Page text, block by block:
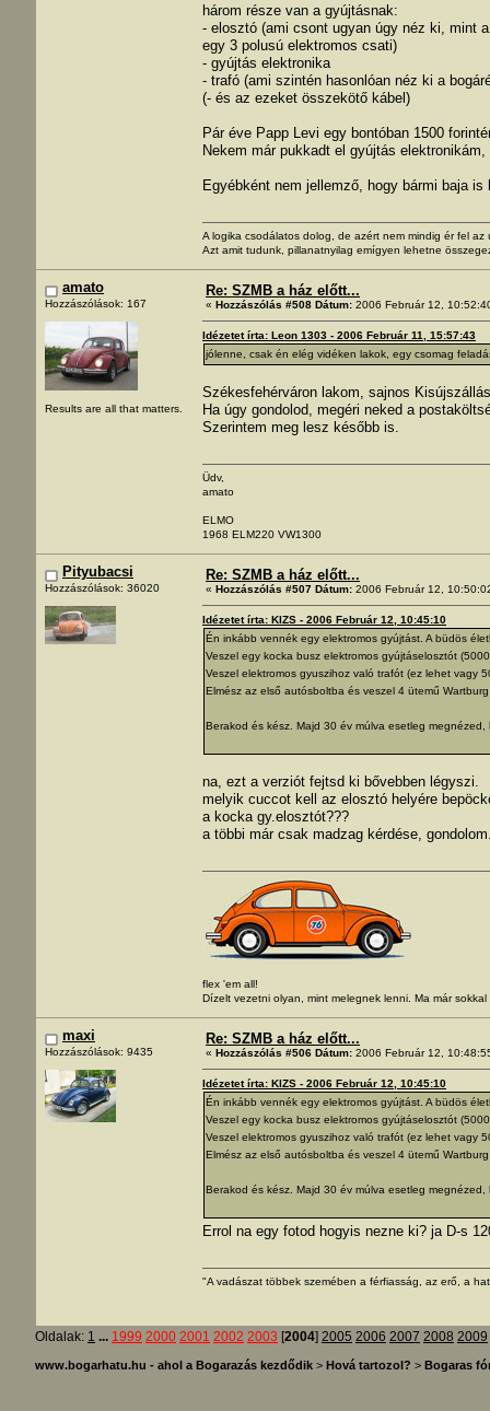
három része van a gyújtásnak:
- elosztó (ami csont ugyan úgy néz ki, mint
egy 3 polusú elektromos csati)
- gyújtás elektronika
- trafó (ami szintén hasonlóan néz ki a
(- és az ezeket összekötő kábel)
Pár éve Papp Levi egy bontóban 1500
Nekem már pukkadt el gyújtás
Egyébként nem jellemző, hogy bármi baja is
A logika csodálatos dolog, de azért nem mindig ér fel
Azt amit tudunk, pillanatnyilag emígyen lehetne
amato
Hozzászólások: 167
Results are all that matters.
Re: SZMB a ház előtt...
« Hozzászólás #508 Dátum: 2006 Február 12,
Idézetet írta: Leon 1303 - 2006 Február 11, 15:57:43
jólenne, csak én elég vidéken lakok, egy csomag
Székesfehérváron lakom, sajnos
Ha úgy gondolod, megéri neked a
Szerintem meg lesz később is.
Üdv,
amato
ELMO
1968 ELM220 VW1300
Pityubacsi
Hozzászólások: 36020
Re: SZMB a ház előtt...
« Hozzászólás #507 Dátum: 2006 Február 12,
Idézetet írta: KIZS - 2006 Február 12, 10:45:10
Én inkább vennék egy elektromos gyújtást. A büdös
Veszel egy kocka busz elektromos gyújtáselosztót
Veszel elektromos gyuszihoz való trafót (ez lehet vagy
Elmész az első autósboltba és veszel 4 ütemű
Berakod és kész. Majd 30 év múlva esetleg
na, ezt a verziót fejtsd ki bővebben légyszi.
melyik cuccot kell az elosztó helyére
a kocka gy.elosztót???
a többi már csak madzag kérdése,
flex 'em all!
Dízelt vezetni olyan, mint melegnek lenni. Ma már
maxi
Hozzászólások: 9435
Re: SZMB a ház előtt...
« Hozzászólás #506 Dátum: 2006 Február 12,
Idézetet írta: KIZS - 2006 Február 12, 10:45:10
Én inkább vennék egy elektromos gyújtást. A büdös
Veszel egy kocka busz elektromos gyújtáselosztót
Veszel elektromos gyuszihoz való trafót (ez lehet vagy
Elmész az első autósboltba és veszel 4 ütemű
Berakod és kész. Majd 30 év múlva esetleg
Errol na egy fotod hogyis nezne ki? ja D-s
"A vadászat többek szemében a férfiasság, az erő, a
Oldalak: 1 ... 1999 2000 2001 2002 2003 [2004] 2005 2006 2007 2008 2009
www.bogarhatu.hu - ahol a Bogarazás kezdődik > Hová tartozol? > Bogaras